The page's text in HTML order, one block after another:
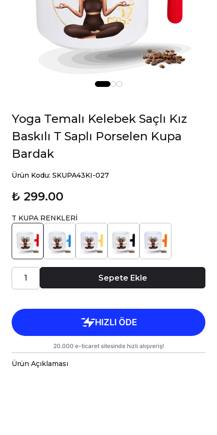
Yoga Temalı Kelebek Saçlı Kız
Baskılı T Saplı Porselen Kupa
Bardak
Ürün Kodu: SKUPA43KI-027
₺ 299.00
T KUPA RENKLERİ
Sepete Ekle
Ürün Açıklaması